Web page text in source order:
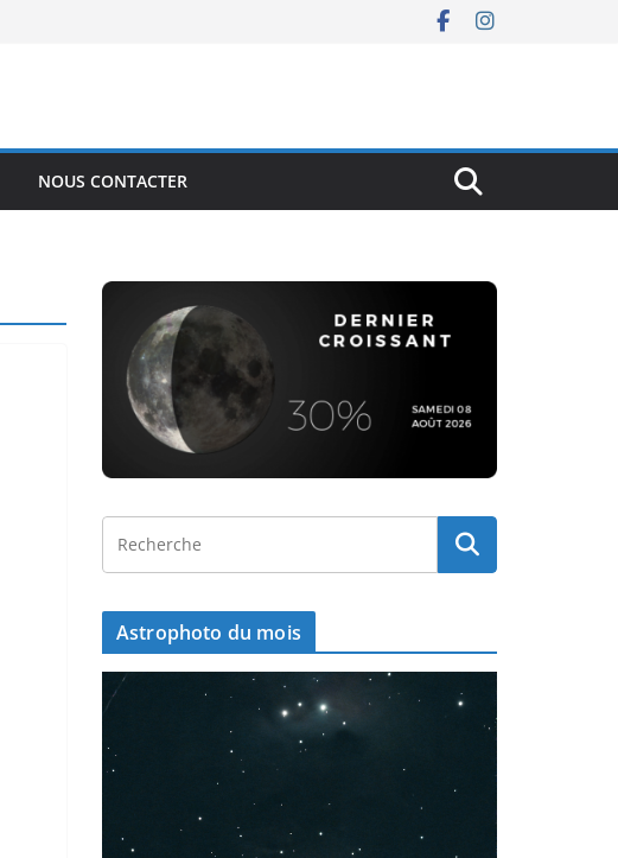
NOUS CONTACTER
Astrophoto du mois